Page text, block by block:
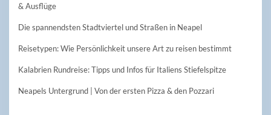
& Ausflüge
Die spannendsten Stadtviertel und Straßen in Neapel
Reisetypen: Wie Persönlichkeit unsere Art zu reisen bestimmt
Kalabrien Rundreise: Tipps und Infos für Italiens Stiefelspitze
Neapels Untergrund | Von der ersten Pizza & den Pozzari